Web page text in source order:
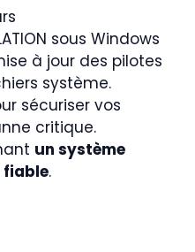
sous Windows
à jour des pilotes
système.
sécuriser vos
critique.
un système
.